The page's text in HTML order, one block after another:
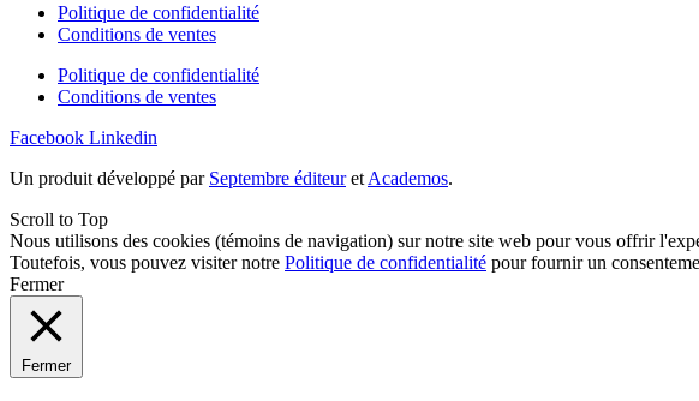
Politique de confidentialité
Conditions de ventes
Politique de confidentialité
Conditions de ventes
Facebook Linkedin
Un produit développé par Septembre éditeuret Academos.
Scroll to Top
Nous utilisons des cookies (témoins de navigation) sur notre site web pour vous offrir
Toutefois, vous pouvez visiter notre Politique de confidentialité pour fournir un
Fermer
Fermer